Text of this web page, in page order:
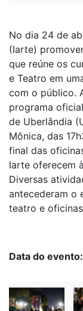
No dia 24 de
(Iarte)
que reúne os
e Teatro em
com o público.
programa
de Uberlândia
Mônica, das
final das
Iarte oferecem
Diversas
antecederam o
teatro e
Data do evento